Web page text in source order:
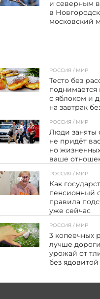
и северным
в
московский
79
РОССИЯ / МИР
Тесто без
поднимается
с яблоком и
на завтрак
46
РОССИЯ / МИР
Люди заняты
не придёт
но
ваше
127
РОССИЯ / МИР
Как
пенсионный
правила
уже сейчас
101
РОССИЯ / МИР
3 копеечных
лучше
урожай от
без